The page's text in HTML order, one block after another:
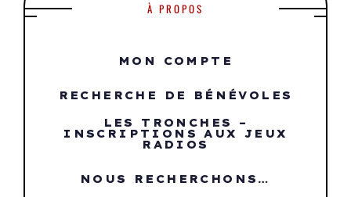
À PROPOS
MON COMPTE
RECHERCHE DE BÉNÉVOLES
LES TRONCHES –
INSCRIPTIONS AUX JEUX
RADIOS
NOUS RECHERCHONS…